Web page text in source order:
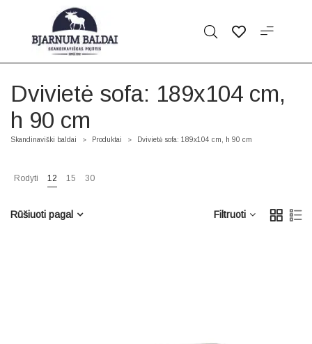
Dvivietė sofa: 189x104 cm,
h 90 cm
Skandinaviški baldai > Produktai > Dvivietė sofa: 189x104 cm, h 90 cm
Rodyti 12 15 30
Filtruoti
Rūšiuoti pagal